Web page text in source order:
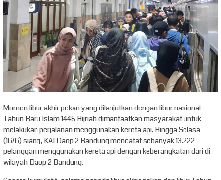
Momen libur akhir pekan yang dilanjutkan dengan libur nasional
Tahun Baru Islam 1448 Hijriah dimanfaatkan masyarakat untuk
melakukan perjalanan menggunakan kereta api. Hingga Selasa
(16/6) siang, KAI Daop 2 Bandung mencatat sebanyak 13.222
pelanggan menggunakan kereta api dengan keberangkatan dari di
wilayah Daop 2 Bandung.